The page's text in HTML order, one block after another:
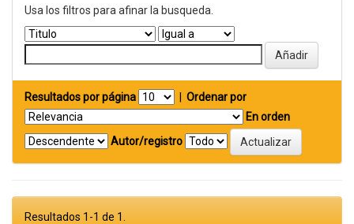
Usa los filtros para afinar la busqueda.
Resultados por página
Ordenar por
En orden
Autor/registro
Resultados 1-1 de 1.